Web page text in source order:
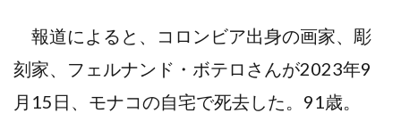
報道によると、コロンビア出身の画家、彫
刻家、フェルナンド・ボテロさんが2023年9
月15日、モナコの自宅で死去した。91歳。